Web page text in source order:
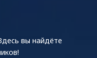
вы найдёте